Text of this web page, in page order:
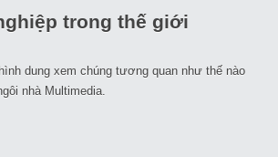
trong thế giới
dung xem chúng tương quan như thế nào
nhà Multimedia.